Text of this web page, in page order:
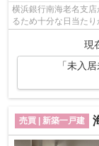
横浜銀行南海老名支
るため十分な日当た
現
「未入
売買 | 新築一戸建